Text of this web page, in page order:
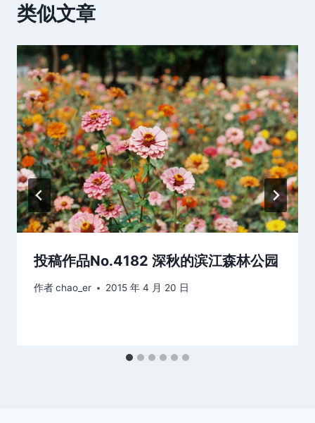
类似文章
投稿作品No.4182 深秋的滨江森林公园
作者chao_er 2015 年 4 月 20 日